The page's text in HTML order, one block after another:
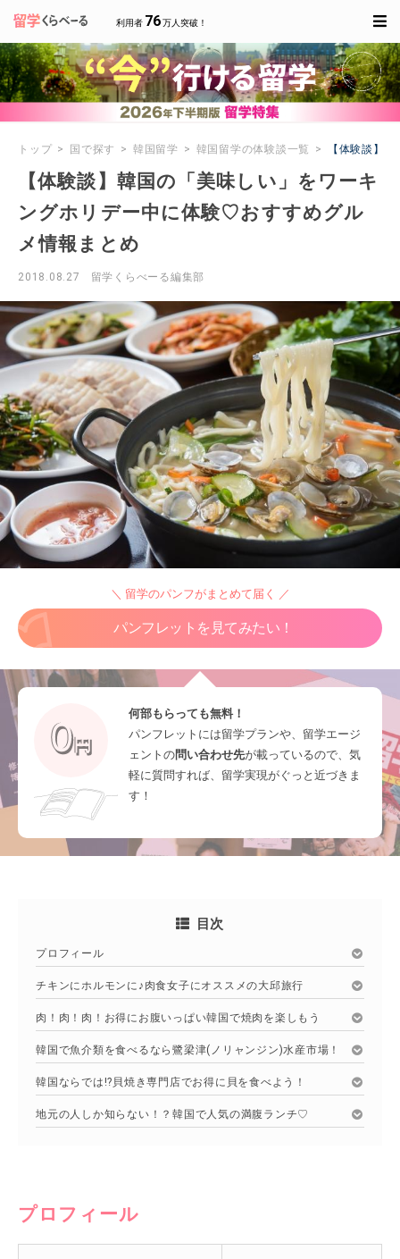
利用者 76万人突破！
トップ 国で探す 韓国留学 韓国留学の体験談一覧 【体験談】
【体験談】韓国の「美味しい」をワーキ
ングホリデー中に体験♡おすすめグル
メ情報まとめ
2018.08.27 留学くらべーる編集部
＼ 留学のパンフがまとめて届く ／
パンフレットを見てみたい！
何部もらっても無料！
パンフレットには留学プランや、留学エージ
ェントの問い合わせ先が載っているので、気
軽に質問すれば、留学実現がぐっと近づきま
す！
目次
プロフィール
チキンにホルモンに♪肉食女子にオススメの大邱旅行
肉！肉！肉！お得にお腹いっぱい韓国で焼肉を楽しもう
韓国で魚介類を食べるなら鷺梁津(ノリャンジン)水産市場！
韓国ならでは!?貝焼き専門店でお得に貝を食べよう！
地元の人しか知らない！？韓国で人気の満腹ランチ♡
プロフィール